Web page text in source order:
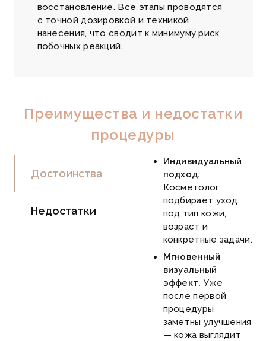
восстановление. Все этапы проводятся
с точной дозировкой и техникой
нанесения, что сводит к минимуму риск
побочных реакций.
Преимущества и недостатки
процедуры
Достоинства
Недостатки
Индивидуальный
подход.
Косметолог
подбирает уход
под тип кожи,
возраст и
конкретные задачи.
Мгновенный
визуальный
эффект. Уже
после первой
процедуры
заметны улучшения
— кожа выглядит